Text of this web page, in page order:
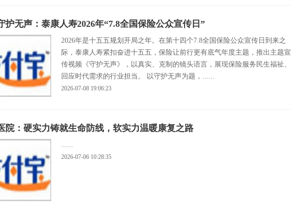
护无声：泰康人寿2026年“7.8全国保险公众宣传日”
2026年是十五五规划开局之年。在第十四个7.8全国保险公众宣传日到来之
际，泰康人寿紧扣奋进十五五，保险让前行更有底气年度主题，推出主题宣
传视频《守护无声》，以真实、克制的镜头语言，展现保险服务民生福祉、
回应时代需求的行业担当。 以守护无声为题，......
2026-07-08 19:06:23
院：硬实力铸就生命防线，软实力温暖康复之路
......
2026-07-06 10:28:35